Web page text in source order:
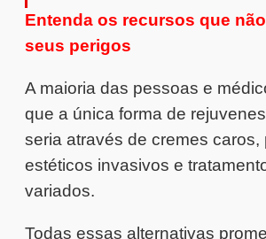
Entenda os recursos que
seus perigos
A maioria das pessoas e
que a única forma de
seria através de cremes caros,
estéticos invasivos e
variados.
Todas essas alternativas